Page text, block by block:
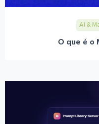
AI &
O que é o